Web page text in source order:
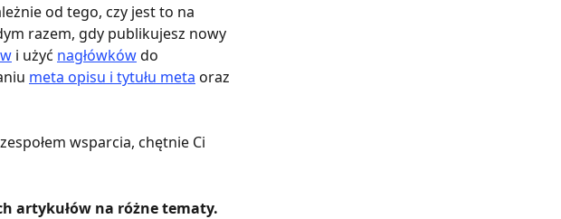
od tego, czy jest to na
razem, gdy publikujesz nowy
i użyć nagłówków do
meta opisu i tytułu meta oraz
wsparcia, chętnie Ci
artykułów na różne tematy.